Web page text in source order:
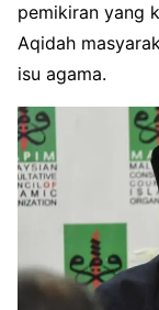
pemikiran yang
Aqidah
isu agama.